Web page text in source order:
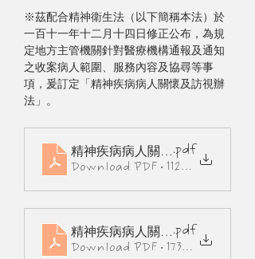
※茲配合精神衛生法（以下簡稱本法）於
一百十一年十二月十四日修正公布，為規
定地方主管機關針對醫療機構通報及通知
之收案病人範圍、服務內容及協尋等事
項，爰訂定「精神疾病病人關懷及訪視辦
法」。
精神疾病病人關懷及訪視辦法條文
.pdf
Download PDF • 112KB
精神疾病病人關懷及訪視辦法條
.pdf
Download PDF • 173KB